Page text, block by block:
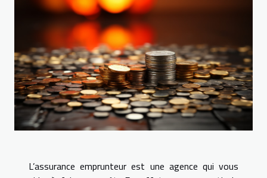
L’assurance emprunteur est une agence qui vous